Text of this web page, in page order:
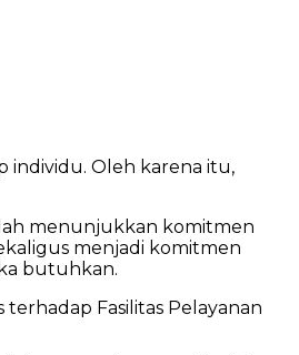
individu. Oleh karena itu,
menunjukkan komitmen
menjadi komitmen
butuhkan.
Fasilitas Pelayanan